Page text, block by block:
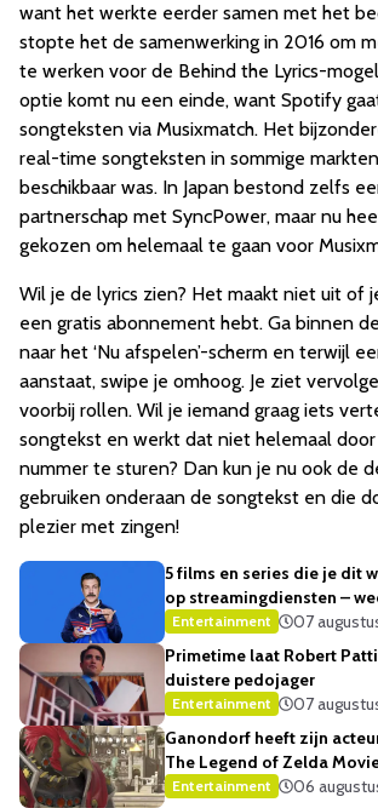
want het werkte eerder samen met het
stopte het de samenwerking in 2016 om
te werken voor de Behind the Lyrics-
optie komt nu een einde, want Spotify
songteksten via Musixmatch. Het
real-time songteksten in sommige
beschikbaar was. In Japan bestond zelfs
partnerschap met SyncPower, maar nu
gekozen om helemaal te gaan voor
Wil je de lyrics zien? Het maakt niet uit of
een gratis abonnement hebt. Ga binnen
naar het ‘Nu afspelen’-scherm en terwijl
aanstaat, swipe je omhoog. Je ziet
voorbij rollen. Wil je iemand graag iets
songtekst en werkt dat niet helemaal
nummer te sturen? Dan kun je nu ook de
gebruiken onderaan de songtekst en die
plezier met zingen!
5 films en series die je dit
op streamingdiensten –
Entertainment
07
Primetime laat Robert
duistere pedojager
Entertainment
07
Ganondorf heeft zijn
The Legend of Zelda
Entertainment
06